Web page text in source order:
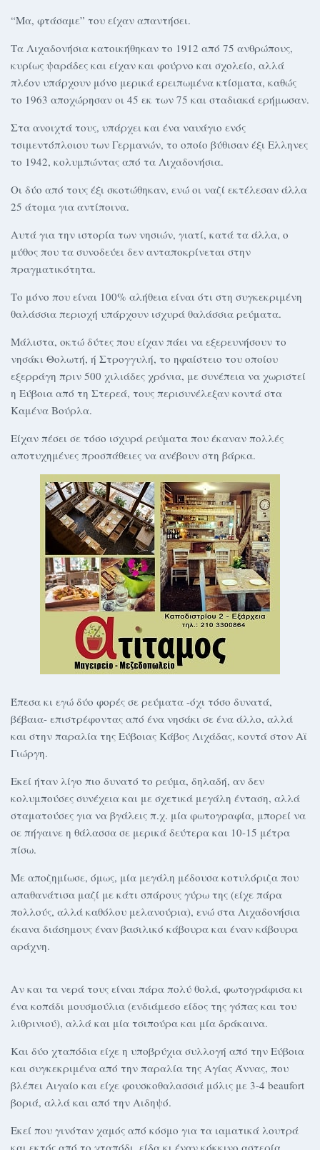
“Μα, φτάσαμε” του είχαν απαντήσει.
Τα Λιχαδονήσια κατοικήθηκαν το 1912 από 75 ανθρώπους,
κυρίως ψαράδες και είχαν και φούρνο και σχολείο, αλλά
πλέον υπάρχουν μόνο μερικά ερειπωμένα κτίσματα, καθώς
το 1963 αποχώρησαν οι 45 εκ των 75 και σταδιακά ερήμωσαν.
Στα ανοιχτά τους, υπάρχει και ένα ναυάγιο ενός
τσιμεντόπλοιου των Γερμανών, το οποίο βύθισαν έξι Ελληνες
το 1942, κολυμπώντας από τα Λιχαδονήσια.
Οι δύο από τους έξι σκοτώθηκαν, ενώ οι ναζί εκτέλεσαν άλλα
25 άτομα για αντίποινα.
Αυτά για την ιστορία των νησιών, γιατί, κατά τα άλλα, ο
μύθος που τα συνοδεύει δεν ανταποκρίνεται στην
πραγματικότητα.
Το μόνο που είναι 100% αλήθεια είναι ότι στη συγκεκριμένη
θαλάσσια περιοχή υπάρχουν ισχυρά θαλάσσια ρεύματα.
Μάλιστα, οκτώ δύτες που είχαν πάει να εξερευνήσουν το
νησάκι Θολωτή, ή Στρογγυλή, το ηφαίστειο του οποίου
εξερράγη πριν 500 χιλιάδες χρόνια, με συνέπεια να χωριστεί
η Εύβοια από τη Στερεά, τους περισυνέλεξαν κοντά στα
Καμένα Βούρλα.
Είχαν πέσει σε τόσο ισχυρά ρεύματα που έκαναν πολλές
αποτυχημένες προσπάθειες να ανέβουν στη βάρκα.
Έπεσα κι εγώ δύο φορές σε ρεύματα -όχι τόσο δυνατά,
βέβαια- επιστρέφοντας από ένα νησάκι σε ένα άλλο, αλλά
και στην παραλία της Εύβοιας Κάβος Λιχάδας, κοντά στον Αϊ
Γιώργη.
Εκεί ήταν λίγο πιο δυνατό το ρεύμα, δηλαδή, αν δεν
κολυμπούσες συνέχεια και με σχετικά μεγάλη ένταση, αλλά
σταματούσες για να βγάλεις π.χ. μία φωτογραφία, μπορεί να
σε πήγαινε η θάλασσα σε μερικά δεύτερα και 10-15 μέτρα
πίσω.
Με αποζημίωσε, όμως, μία μεγάλη μέδουσα κοτυλόριζα που
απαθανάτισα μαζί με κάτι σπάρους γύρω της (είχε πάρα
πολλούς, αλλά καθόλου μελανούρια), ενώ στα Λιχαδονήσια
έκανα διάσημους έναν βασιλικό κάβουρα και έναν κάβουρα
αράχνη.
Αν και τα νερά τους είναι πάρα πολύ θολά, φωτογράφισα κι
ένα κοπάδι μουσμούλια (ενδιάμεσο είδος της γόπας και του
λιθρινιού), αλλά και μία τσιπούρα και μία δράκαινα.
Και δύο χταπόδια είχε η υποβρύχια συλλογή από την Εύβοια
και συγκεκριμένα από την παραλία της Αγίας Άννας, που
βλέπει Αιγαίο και είχε φουσκοθαλασσιά μόλις με 3-4 beaufort
βοριά, αλλά και από την Αιδηψό.
Εκεί που γινόταν χαμός από κόσμο για τα ιαματικά λουτρά
και εκτός από το χταπόδι, είδα κι έναν κόκκινο αστερία,